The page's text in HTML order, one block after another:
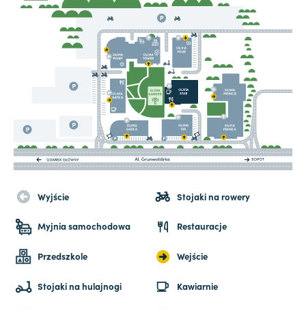
Wyjście Stojaki na rowery
Myjnia samochodowa Restauracje
Przedszkole Wejście
Stojaki na hulajnogi Kawiarnie